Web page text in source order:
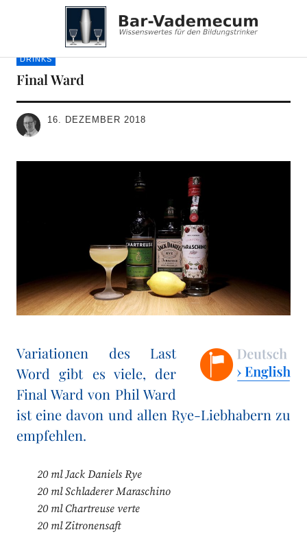
Bar-Vademecum
DRINKS
Final Ward
16. DEZEMBER 2018
Variationen des Last
Word gibt es viele, der
Final Ward von Phil Ward
ist eine davon und allen Rye-Liebhabern zu
empfehlen.
20 ml Jack Daniels Rye
20 ml Schladerer Maraschino
20 ml Chartreuse verte
20 ml Zitronensaft